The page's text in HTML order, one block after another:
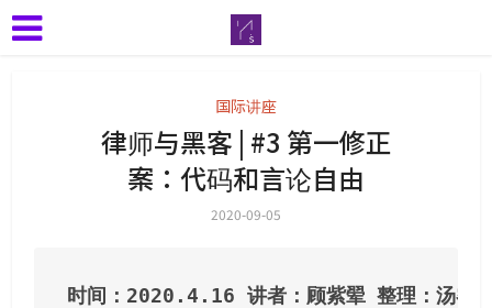
国际讲座
律师与黑客 | #3 第一修正
案：代码和言论自由
2020-09-05
时间：2020.4.16 讲者：顾紫翚 整理：汤睿